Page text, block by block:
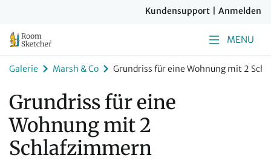
Kundensupport Anmelden
MENU
Galerie Marsh & Co Grundriss für eine Wohnung mit 2
Grundriss für eine
Wohnung mit 2
Schlafzimmern